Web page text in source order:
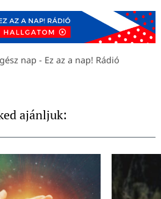
nap - Ez az a nap! Rádió
ajánljuk: